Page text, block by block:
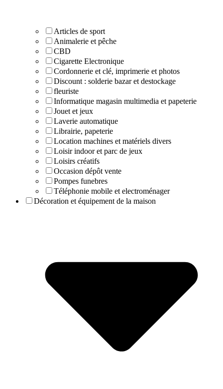
Articles de sport
Animalerie et pêche
CBD
Cigarette Electronique
Cordonnerie et clé, imprimerie et photos
Discount : solderie bazar et destockage
fleuriste
Informatique magasin multimedia et papeterie
Jouet et jeux
Laverie automatique
Librairie, papeterie
Location machines et matériels divers
Loisir indoor et parc de jeux
Loisirs créatifs
Occasion dépôt vente
Pompes funebres
Téléphonie mobile et electroménager
Décoration et équipement de la maison